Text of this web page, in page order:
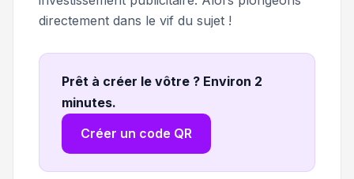
directement dans le vif du sujet !
Prêt à créer le vôtre ? Environ 2
minutes.
Créer un code QR